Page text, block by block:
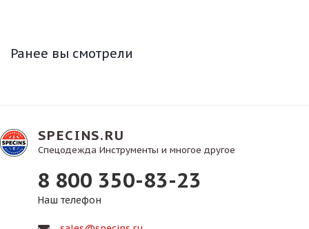
Ранее вы смотрели
SPECINS.RU
Спецодежда Инструменты и многое другое
8 800 350-83-23
Наш телефон